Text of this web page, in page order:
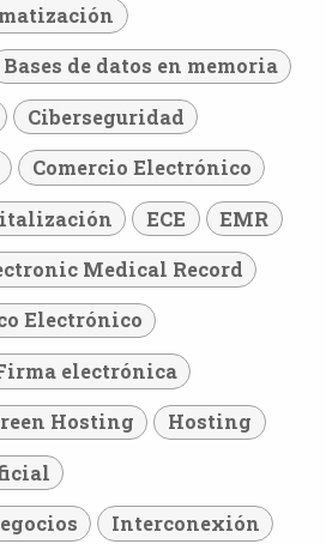
Bases de datos en memoria
Ciberseguridad
Comercio Electrónico
ECE EMR
Medical Record
Electrónico
electrónica
Hosting Hosting
Interconexión